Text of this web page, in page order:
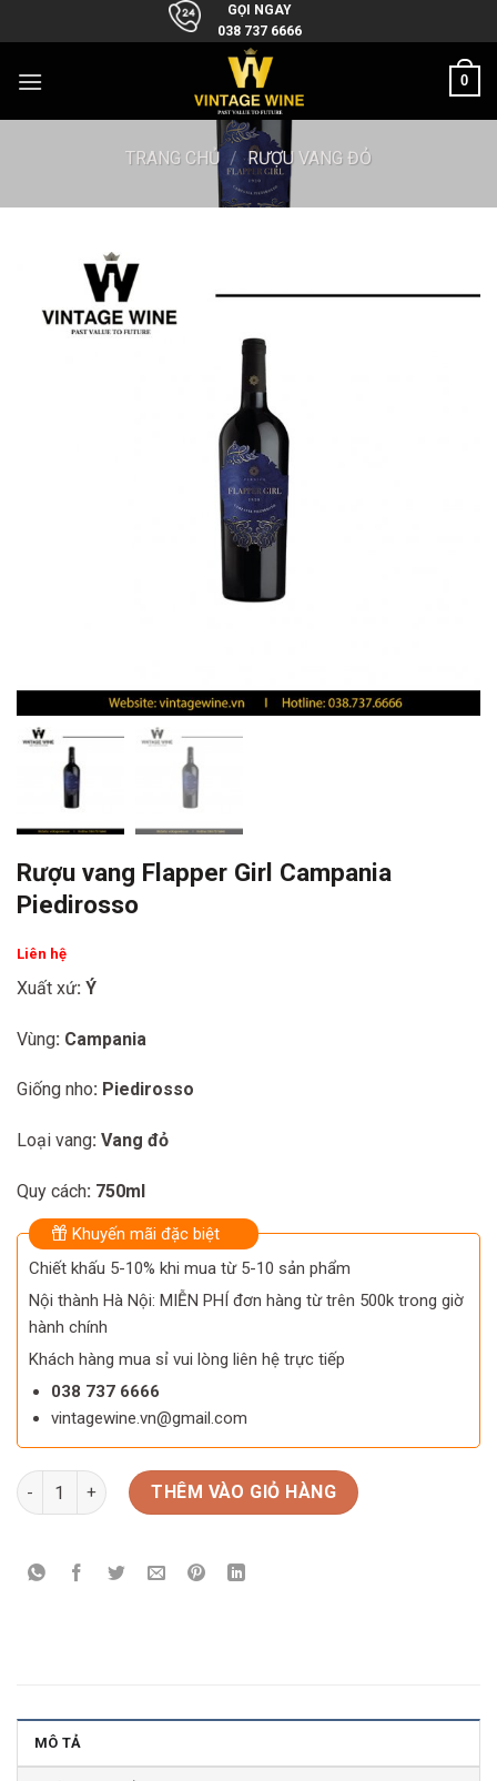
to
GỌI NGAY
038 737 6666
0
TRANG CHỦ / RƯỢU VANG ĐỎ
Rượu vang Flapper Girl Campania
Piedirosso
Liên hệ
Xuất xứ: Ý
Vùng: Campania
Giống nho: Piedirosso
Loại vang: Vang đỏ
Quy cách: 750ml
Khuyến mãi đặc biệt
Chiết khấu 5-10% khi mua từ 5-10 sản phẩm
Nội thành Hà Nội: MIỄN PHÍ đơn hàng từ trên 500k trong giờ
hành chính
Khách hàng mua sỉ vui lòng liên hệ trực tiếp
038 737 6666
vintagewine.vn@gmail.com
Rượu vang Flapper Girl Campania Piedirosso số lượng
THÊM VÀO GIỎ HÀNG
MÔ TẢ